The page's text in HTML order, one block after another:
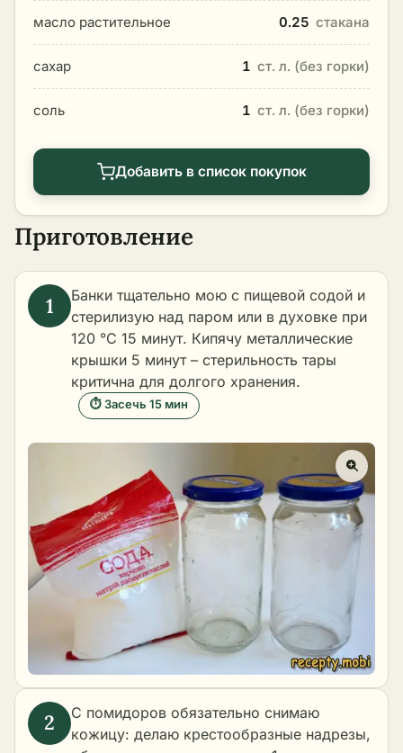
масло растительное 0.25 стакана
сахар 1 ст. л. (без горки)
соль 1 ст. л. (без горки)
Добавить в список покупок
Приготовление
Банки тщательно мою с пищевой содой и
стерилизую над паром или в духовке при
120 °C 15 минут. Кипячу металлические
крышки 5 минут – стерильность тары
критична для долгого хранения.
⏱ Засечь 15 мин
С помидоров обязательно снимаю
кожицу: делаю крестообразные надрезы,